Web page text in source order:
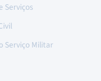
Serviços
Serviço Militar